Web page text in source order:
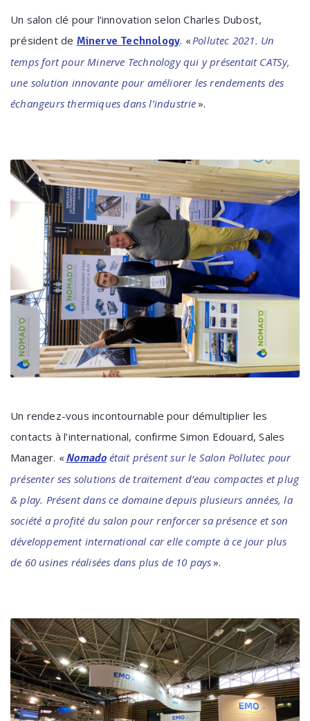
Un salon clé pour l’innovation selon Charles Dubost,
président de Minerve Technology. «Pollutec 2021. Un
temps fort pour Minerve Technology qui y présentait CATSy,
une solution innovante pour améliorer les rendements des
échangeurs thermiques dans l’industrie».
Un rendez-vous incontournable pour démultiplier les
contacts à l’international, confirme Simon Edouard, Sales
Manager. «Nomadoétait présent sur le Salon Pollutec pour
présenter ses solutions de traitement d’eau compactes et plug
& play. Présent dans ce domaine depuis plusieurs années, la
société a profité du salon pour renforcer sa présence et son
développement international car elle compte à ce jour plus
de 60 usines réalisées dans plus de 10 pays».